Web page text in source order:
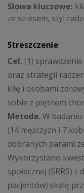
Słowa kluczowe:
ze stresem, styl
Streszczenie
Cel. (1)
oraz strategii
kiłę i osobami
sobie z piętnem
Metoda.W badaniu
(14 mężczyzn i 7
dobranych parami
Wykorzystano
społecznej (SRRS)
pacjentów) skalę